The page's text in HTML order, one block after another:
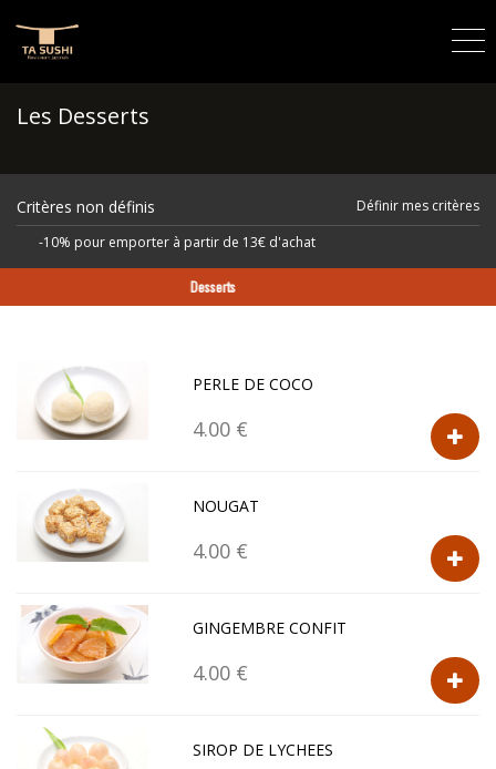
Les Desserts
Critères non définis
Définir mes critères
-10% pour emporter à partir de 13€ d'achat
Desserts
PERLE DE COCO
4.00 €
NOUGAT
4.00 €
GINGEMBRE CONFIT
4.00 €
SIROP DE LYCHEES